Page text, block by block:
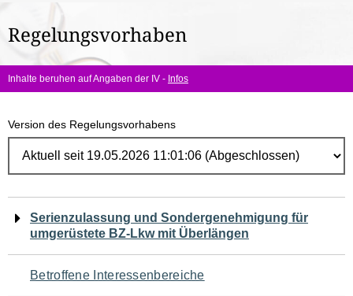
hier:
Regelungsvorhaben
Inhalte beruhen auf Angaben der IV - Infos
Version des Regelungsvorhabens
Navigation
für
den
Serienzulassung und Sondergenehmigung für
umgerüstete BZ-Lkw mit Überlängen
Betroffene Interessenbereiche